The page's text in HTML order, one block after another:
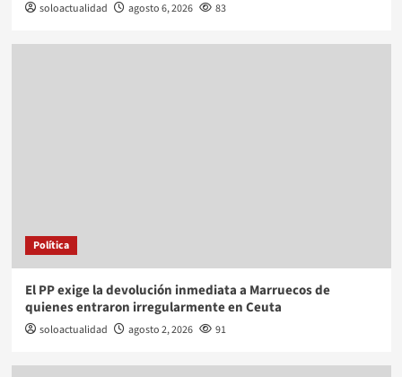
soloactualidad agosto 6, 2026 83
Política
El PP exige la devolución inmediata a Marruecos de
quienes entraron irregularmente en Ceuta
soloactualidad agosto 2, 2026 91